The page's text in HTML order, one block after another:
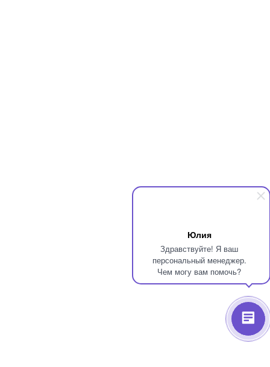
Юлия
Здравствуйте! Я ваш
персональный менеджер.
Чем могу вам помочь?